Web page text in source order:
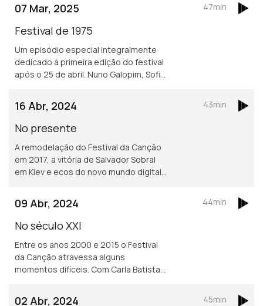
07 Mar, 2025
Festival de 1975
Um episódio especial integralmente
dedicado à primeira edição do festival
após o 25 de abril. Nuno Galopim, Sofia
historiadora Maria Inácia Rezola.
47min
16 Abr, 2024
No presente
A remodelação do Festival da Canção
em 2017, a vitória de Salvador Sobral
em Kiev e ecos do novo mundo digital
Francisco Merino como convidado.
43min
09 Abr, 2024
No século XXI
Entre os anos 2000 e 2015 o Festival
da Canção atravessa alguns
momentos difíceis. Com Carla Batista
44min
02 Abr, 2024 45min